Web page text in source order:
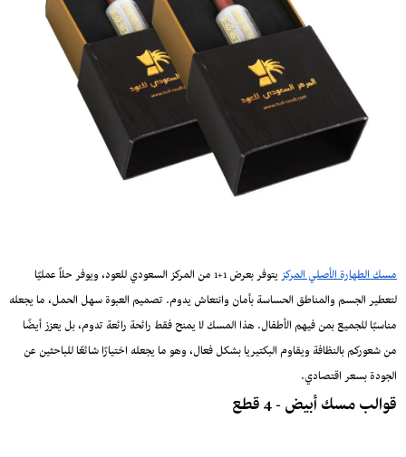
مسك الطهارة الأصلي المركز
يتوفر بعرض 1+1 من المركز السعودي للعود، ويوفر حلاً عمليًا
لتعطير الجسم والمناطق الحساسة بأمان وانتعاش يدوم. تصميم العبوة سهل الحمل، ما يجعله
مناسبًا للجميع بمن فيهم الأطفال. هذا المسك لا يمنح فقط رائحة رائعة تدوم، بل يعزز أيضًا
من شعوركم بالنظافة ويقاوم البكتيريا بشكل فعال، وهو ما يجعله اختيارًا شائعًا للباحثين عن
الجودة بسعر اقتصادي.
قوالب مسك أبيض - 4 قطع